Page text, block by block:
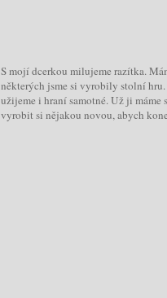
S mojí dcerkou milujeme razítka.
některých jsme si vyrobily stolní
užijeme i hraní samotné. Už ji máme
vyrobit si nějakou novou, abych